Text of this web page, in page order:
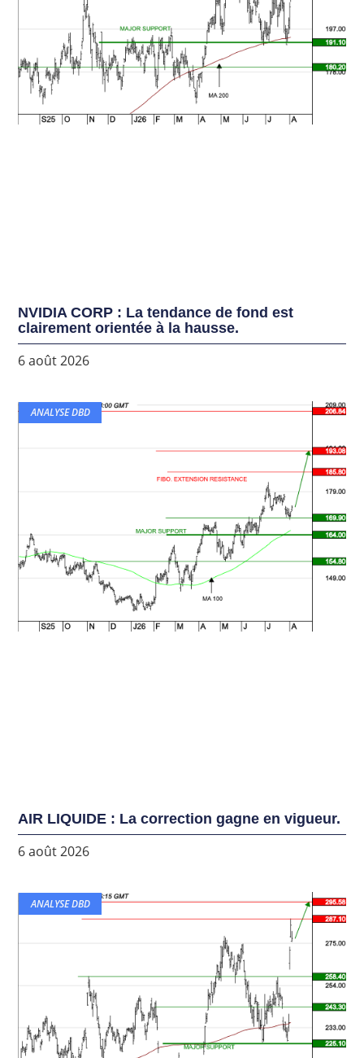
NVIDIA CORP : La tendance de fond est
clairement orientée à la hausse.
6 août 2026
ANALYSE DBD
AIR LIQUIDE : La correction gagne en vigueur.
6 août 2026
ANALYSE DBD